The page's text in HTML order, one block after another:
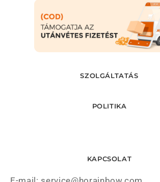
SZOLGÁLTATÁS
POLITIKA
KAPCSOLAT